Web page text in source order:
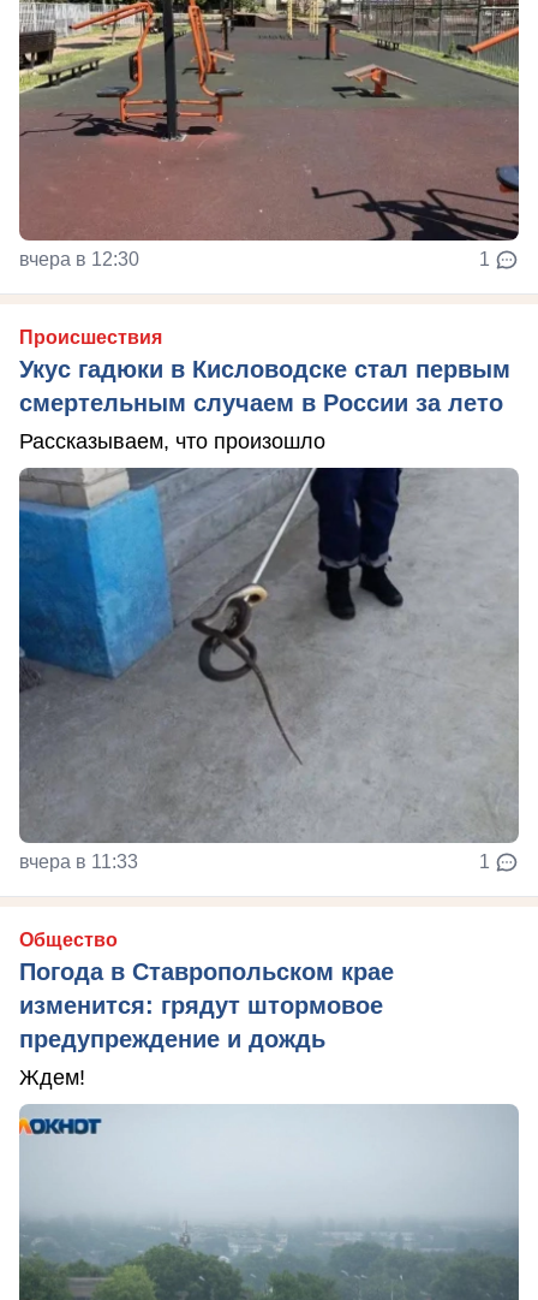
вчера в 12:30 1
Происшествия
Укус гадюки в Кисловодске стал первым
смертельным случаем в России за лето
Рассказываем, что произошло
вчера в 11:33 1
Общество
Погода в Ставропольском крае
изменится: грядут штормовое
предупреждение и дождь
Ждем!